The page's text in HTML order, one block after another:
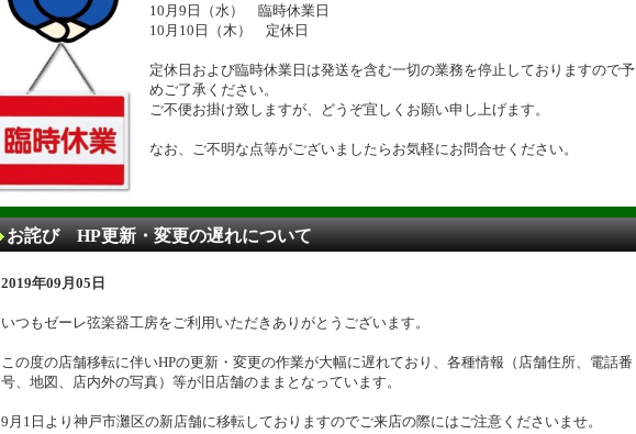
10月9日（水） 臨時休業日
10月10日（木） 定休日
定休日および臨時休業日は発送を含む一切の業務を停止しておりますので予
めご了承ください。
ご不便お掛け致しますが、どうぞ宜しくお願い申し上げます。
なお、ご不明な点等がございましたらお気軽にお問合せください。
お詫び HP更新・変更の遅れについて
2019年09月05日
いつもゼーレ弦楽器工房をご利用いただきありがとうございます。
この度の店舗移転に伴いHPの更新・変更の作業が大幅に遅れており、各種情報（店舗住所、電話番
号、地図、店内外の写真）等が旧店舗のままとなっています。
9月1日より神戸市灘区の新店舗に移転しておりますのでご来店の際にはご注意くださいませ。